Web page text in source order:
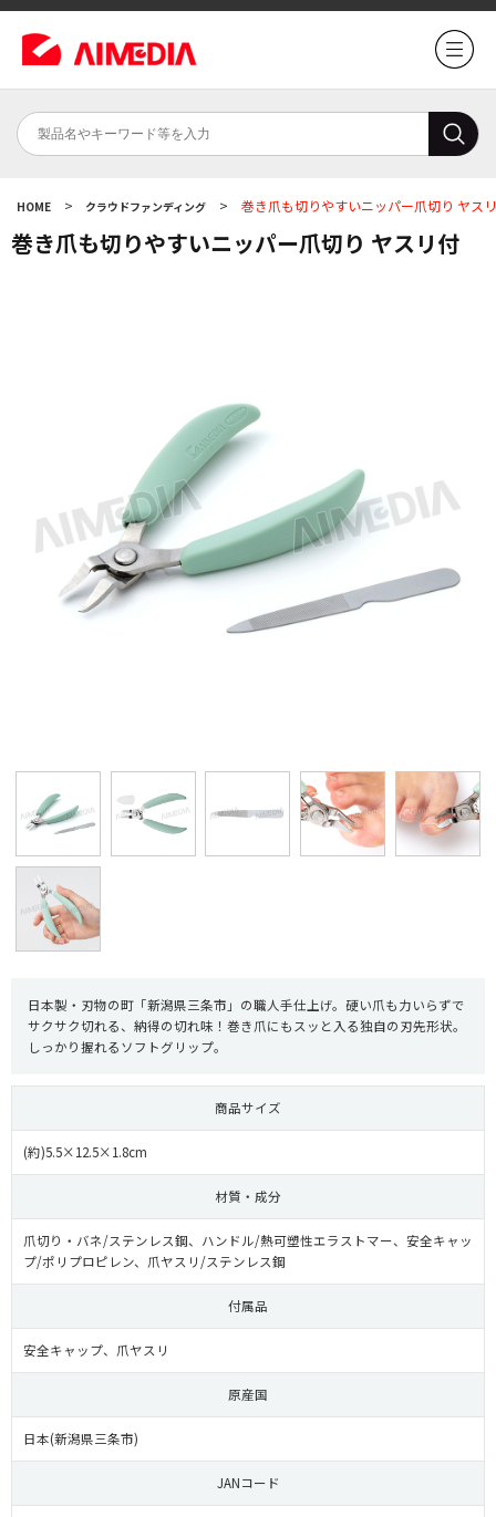
HOME > クラウドファンディング > 巻き爪も切りやすいニッパー爪切り ヤス
巻き爪も切りやすいニッパー爪切り ヤスリ付
日本製・刃物の町「新潟県三条市」の職人手仕上げ。硬い爪も力いらずで
サクサク切れる、納得の切れ味！巻き爪にもスッと入る独自の刃先形状。
しっかり握れるソフトグリップ。
商品サイズ
(約)5.5×12.5×1.8cm
材質・成分
爪切り・バネ/ステンレス鋼、ハンドル/熱可塑性エラストマー、安全キャッ
プ/ポリプロピレン、爪ヤスリ/ステンレス鋼
付属品
安全キャップ、爪ヤスリ
原産国
日本(新潟県三条市)
JANコード